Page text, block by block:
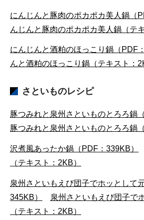
にんじんと豚肉のポカポカ美人鍋（
んじんと豚肉のポカポカ美人鍋（テ
にんじんと酒粕のほっこり鍋（PDF
んと酒粕のほっこり鍋（テキスト：
さといものレシピ
豚つみれと泉州さといものとろろ鍋
豚つみれと泉州さといものとろろ鍋
沢煮風あったか鍋（PDF：339KB）
（テキスト：2KB）
泉州さといもえび団子でホッとして
345KB）
泉州さといもえび団子で
（テキスト：2KB）